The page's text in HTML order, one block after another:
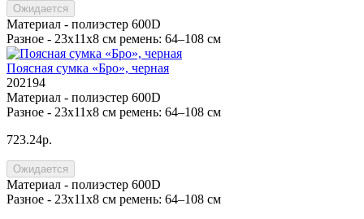
Ожидается
Материал - полиэстер 600D
Разное - 23x11x8 см ремень: 64–108 см
Поясная сумка «Бро», черная
202194
Материал - полиэстер 600D
Разное - 23x11x8 см ремень: 64–108 см
723.24р.
Ожидается
Материал - полиэстер 600D
Разное - 23x11x8 см ремень: 64–108 см